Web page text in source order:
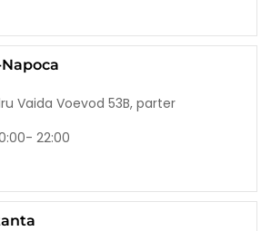
Vaida Voevod 53B, parter
22:00